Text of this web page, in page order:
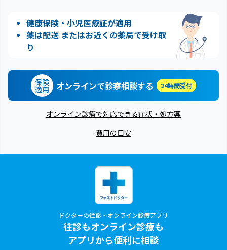
健康保険・小児医療証が適用
薬は配送 またはお近くの薬局で受け取
り
保険
適用 オンラインで診察相談する 24時間受付
オンライン診療で対応できる症状・処方薬
費用の目安
ドクターの往診・オンライン診療アプリ
往診もオンライン診療も
アプリから便利に相談